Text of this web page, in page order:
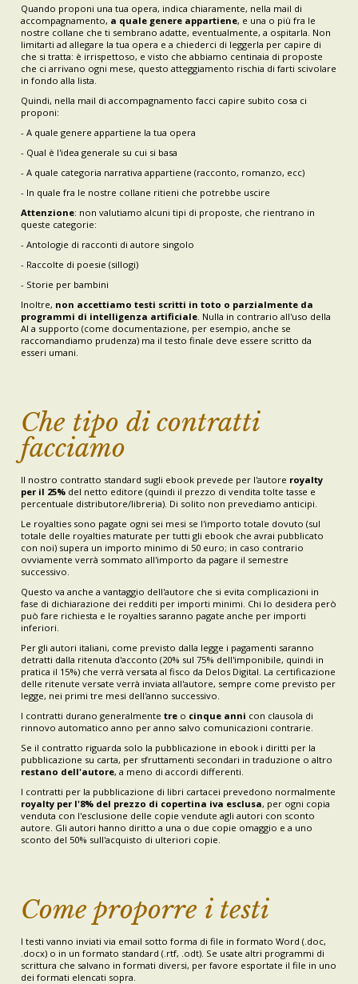
Quando proponi una tua opera, indica chiaramente, nella mail di
accompagnamento, a quale genere appartiene, e una o più fra le
nostre collane che ti sembrano adatte, eventualmente, a ospitarla. Non
limitarti ad allegare la tua opera e a chiederci di leggerla per capire di
che si tratta: è irrispettoso, e visto che abbiamo centinaia di proposte
che ci arrivano ogni mese, questo atteggiamento rischia di farti scivolare
in fondo alla lista.
Quindi, nella mail di accompagnamento facci capire subito cosa ci
proponi:
- A quale genere appartiene la tua opera
- Qual è l'idea generale su cui si basa
- A quale categoria narrativa appartiene (racconto, romanzo, ecc)
- In quale fra le nostre collane ritieni che potrebbe uscire
Attenzione: non valutiamo alcuni tipi di proposte, che rientrano in
queste categorie:
- Antologie di racconti di autore singolo
- Raccolte di poesie (sillogi)
- Storie per bambini
Inoltre, non accettiamo testi scritti in toto o parzialmente da
programmi di intelligenza artificiale. Nulla in contrario all'uso della
AI a supporto (come documentazione, per esempio, anche se
raccomandiamo prudenza) ma il testo finale deve essere scritto da
esseri umani.
Che tipo di contratti
facciamo
Il nostro contratto standard sugli ebook prevede per l'autore royalty
per il 25% del netto editore (quindi il prezzo di vendita tolte tasse e
percentuale distributore/libreria). Di solito non prevediamo anticipi.
Le royalties sono pagate ogni sei mesi se l'importo totale dovuto (sul
totale delle royalties maturate per tutti gli ebook che avrai pubblicato
con noi) supera un importo minimo di 50 euro; in caso contrario
ovviamente verrà sommato all'importo da pagare il semestre
successivo.
Questo va anche a vantaggio dell'autore che si evita complicazioni in
fase di dichiarazione dei redditi per importi minimi. Chi lo desidera però
può fare richiesta e le royalties saranno pagate anche per importi
inferiori.
Per gli autori italiani, come previsto dalla legge i pagamenti saranno
detratti dalla ritenuta d'acconto (20% sul 75% dell'imponibile, quindi in
pratica il 15%) che verrà versata al fisco da Delos Digital. La certificazione
delle ritenute versate verrà inviata all'autore, sempre come previsto per
legge, nei primi tre mesi dell'anno successivo.
I contratti durano generalmentetre o cinque anni con clausola di
rinnovo automatico anno per anno salvo comunicazioni contrarie.
Se il contratto riguarda solo la pubblicazione in ebook i diritti per la
pubblicazione su carta, per sfruttamenti secondari in traduzione o altro
restano dell'autore, a meno di accordi differenti.
I contratti per la pubblicazione di libri cartacei prevedono normalmente
royalty per l'8% del prezzo di copertina iva esclusa, per ogni copia
venduta con l'esclusione delle copie vendute agli autori con sconto
autore. Gli autori hanno diritto a una o due copie omaggio e a uno
sconto del 50% sull'acquisto di ulteriori copie.
Come proporre i testi
I testi vanno inviati via email sotto forma di file in formato Word (.doc,
.docx) o in un formato standard (.rtf, .odt). Se usate altri programmi di
scrittura che salvano in formati diversi, per favore esportate il file in uno
dei formati elencati sopra.